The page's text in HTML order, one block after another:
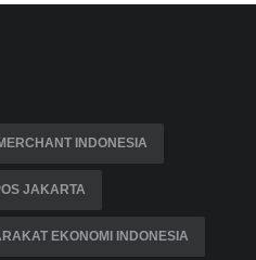
INDONESIA
JAKARTA
EKONOMI INDONESIA